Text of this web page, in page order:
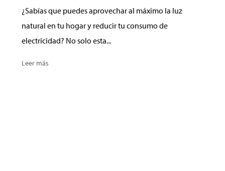
¿Sabías que puedes aprovechar al máximo la luz
natural en tu hogar y reducir tu consumo de
electricidad? No solo esta...
Leer más